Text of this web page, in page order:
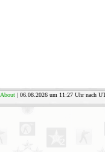
About| 06.08.2026 um 11:27 Uhr nach